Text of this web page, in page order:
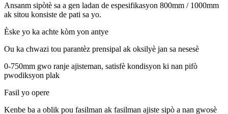
Ansanm sipòtè sa a gen ladan de espesifikasyon 800mm / 1000mm
ak sitou konsiste de pati sa yo.
Èske yo ka achte kòm yon antye
Ou ka chwazi tou parantèz prensipal ak oksilyè jan sa nesesè
0-750mm gwo ranje ajisteman, satisfè kondisyon ki nan pifò
pwodiksyon plak
Fasil yo opere
Kenbe ba a oblik pou fasilman ak fasilman ajiste sipò a nan gwosè